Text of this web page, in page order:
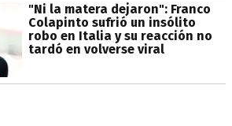
"Ni la matera dejaron": Franco
Colapinto sufrió un insólito
robo en Italia y su reacción no
tardó en volverse viral